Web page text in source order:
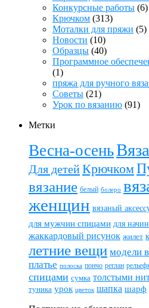
Конкурсные работы (6)
Крючком (313)
Моталки для пряжи (5)
Новости (10)
Образцы (40)
Программное
(1)
пряжа для ручного
Советы (21)
Урок по вязанию (91)
Метки
Весна-осень
Для детейКрючком
вязание белый болеро
женщин вязаный
для мужчин спицами для
жаккардовый рисунок жилет
летние вещи модели
платье полоска пончо реглан
спицами сумка толстыми
туника урок цветок шапка шарф